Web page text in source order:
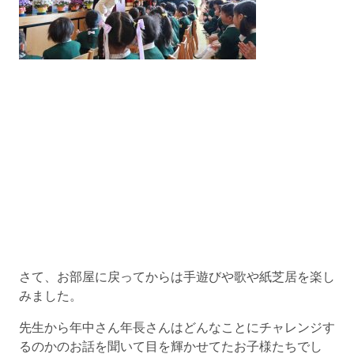
さて、お部屋に戻ってからは手遊びや歌や紙芝居を楽し
みました。
先生から年中さん年長さんはどんなことにチャレンジす
るのかのお話を聞いて目を輝かせてたお子様たちでし